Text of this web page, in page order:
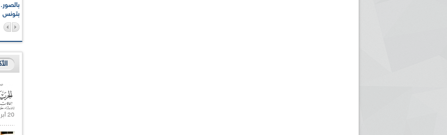
بتونس
20 أبريل 2021 |